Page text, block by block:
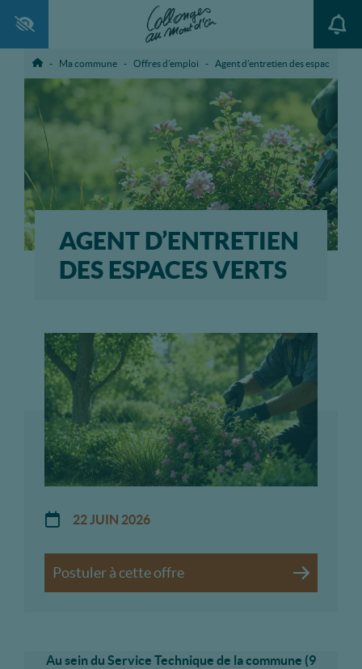
Ouvrir la barre d’outils
Ma commune Offres d’emploi Agent d’entretien des espaces verts
AGENT D’ENTRETIEN
DES ESPACES VERTS
22 JUIN 2026
Postuler à cette offre
Au sein du Service Technique de la commune (9